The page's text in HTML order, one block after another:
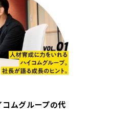
ムグループの代